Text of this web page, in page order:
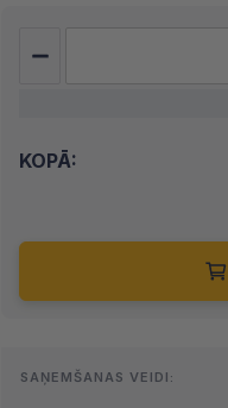
KOPĀ:
SAŅEMŠANAS VEIDI: